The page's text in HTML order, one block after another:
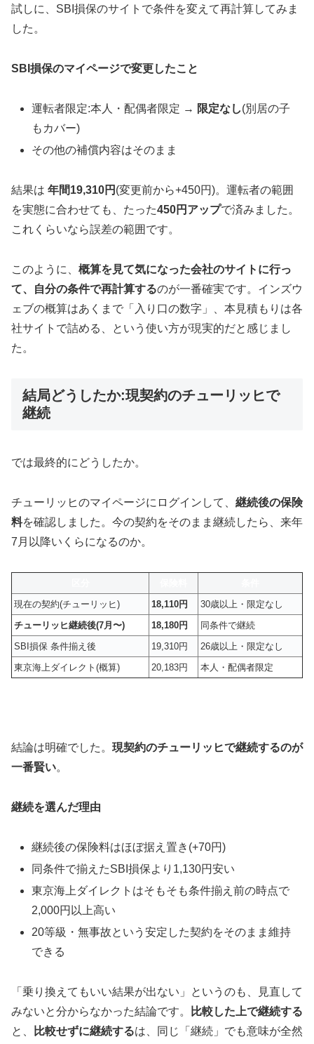
試しに、SBI損保のサイトで条件を変えて再計算してみま
した。
SBI損保のマイページで変更したこと
運転者限定:本人・配偶者限定 → 限定なし(別居の子
もカバー)
その他の補償内容はそのまま
結果は 年間19,310円 (変更前から+450円)。運転者の範囲
を実態に合わせても、たった450円アップで済みました。
これくらいなら誤差の範囲です。
このように、 概算を見て気になった会社のサイトに行っ
て、自分の条件で再計算するのが一番確実です。インズウ
ェブの概算はあくまで「入り口の数字」、本見積もりは各
社サイトで詰める、という使い方が現実的だと感じまし
た。
結局どうしたか:現契約のチューリッヒで
継続
では最終的にどうしたか。
チューリッヒのマイページにログインして、 継続後の保険
料を確認しました。今の契約をそのまま継続したら、来年
7月以降いくらになるのか。
現在の契約(チューリッヒ)
18,110円
30歳以上・限定なし
チューリッヒ継続後(7月〜)
18,180円
同条件で継続
SBI損保 条件揃え後
19,310円
26歳以上・限定なし
東京海上ダイレクト(概算)
20,183円 本人・配偶者限定
結論は明確でした。 現契約のチューリッヒで継続するのが
一番賢い。
継続を選んだ理由
継続後の保険料はほぼ据え置き(+70円)
同条件で揃えたSBI損保より1,130円安い
東京海上ダイレクトはそもそも条件揃え前の時点で
2,000円以上高い
20等級・無事故という安定した契約をそのまま維持
できる
「乗り換えてもいい結果が出ない」というのも、見直して
みないと分からなかった結論です。
比較した上で継続する
と、
比較せずに継続するは、同じ「継続」でも意味が全然